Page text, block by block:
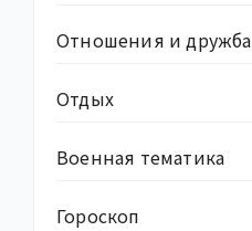
Отношения и дружба
Отдых
Военная тематика
Гороскоп